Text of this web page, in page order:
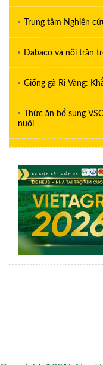
Trung tâm Nghiên
Dabaco và nỗi trăn
Giống gà Ri Vàng:
Thức ăn bổ sung
nuôi